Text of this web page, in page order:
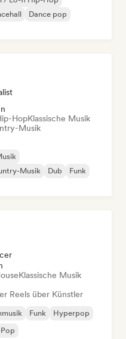
Dance pop
HopKlassische Musik
Musik
Musik Dub
Funk
Klassische Musik
Reels über Künstler
Funk
Hyperpop